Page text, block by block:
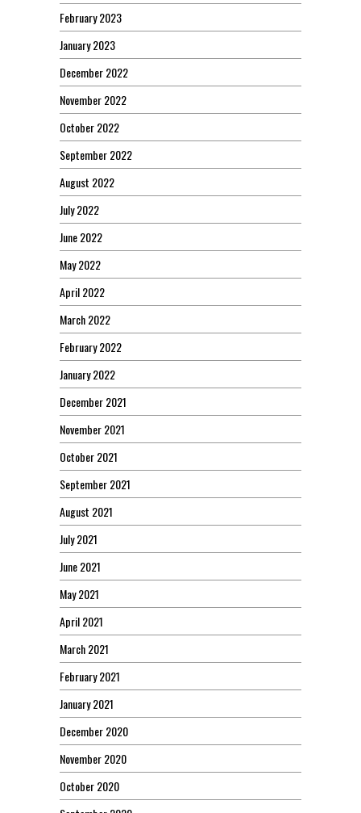
February 2023
January 2023
December 2022
November 2022
October 2022
September 2022
August 2022
July 2022
June 2022
May 2022
April 2022
March 2022
February 2022
January 2022
December 2021
November 2021
October 2021
September 2021
August 2021
July 2021
June 2021
May 2021
April 2021
March 2021
February 2021
January 2021
December 2020
November 2020
October 2020